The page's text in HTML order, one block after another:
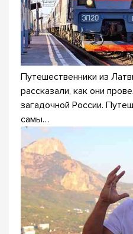
Путешественники из
рассказали, как они
загадочной России.
самы…